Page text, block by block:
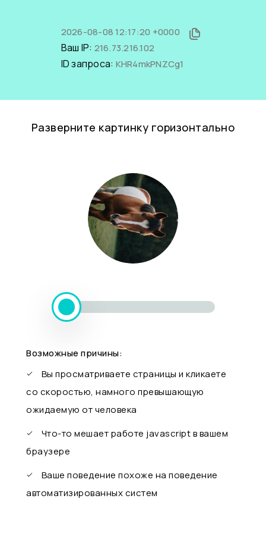
2026-08-08 12:17:20 +0000
Ваш IP: 216.73.216.102
ID запроса: KHR4mkPNZCg1
Разверните картинку горизонтально
Возможные причины:
Вы просматриваете страницы и кликаете
со скоростью, намного превышающую
ожидаемую от человека
Что-то мешает работе javascript в вашем
браузере
Ваше поведение похоже на поведение
автоматизированных систем